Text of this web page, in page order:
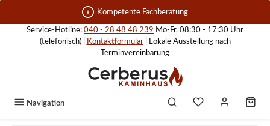
Zum Hauptinhalt springen Kompetente Fachberatung
Service-Hotline: 040 - 28 48 48 239 Mo-Fr, 08:30 - 17:30 Uhr
(telefonisch) |
Kontaktformular| Lokale Ausstellung nach
Terminvereinbarung
Navigation